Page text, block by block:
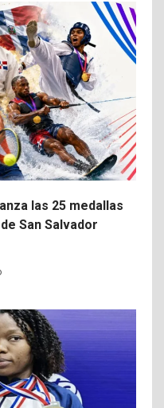
las 25 medallas
San Salvador